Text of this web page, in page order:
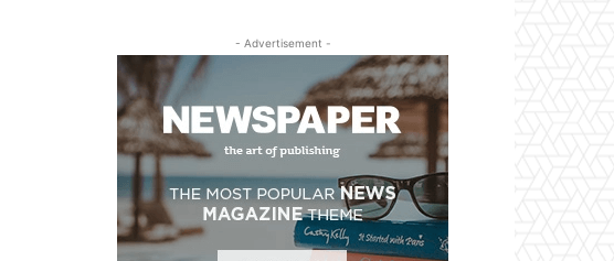
- Advertisement -